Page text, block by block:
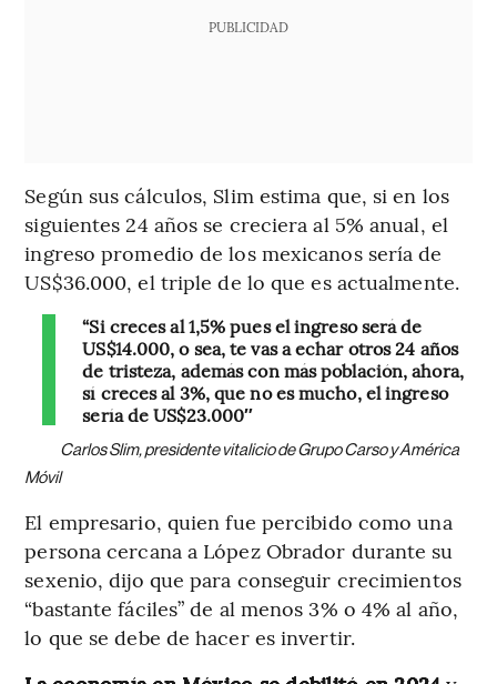
PUBLICIDAD
Según sus cálculos, Slim estima que, si en los
siguientes 24 años se creciera al 5% anual, el
ingreso promedio de los mexicanos sería de
US$36.000, el triple de lo que es actualmente.
“Si creces al 1,5% pues el ingreso será de
US$14.000, o sea, te vas a echar otros 24 años
de tristeza, además con más población, ahora,
sí creces al 3%, que no es mucho, el ingreso
sería de US$23.000″
Carlos Slim, presidente vitalicio de Grupo Carso y América
Móvil
El empresario, quien fue percibido como una
persona cercana a López Obrador durante su
sexenio, dijo que para conseguir crecimientos
“bastante fáciles” de al menos 3% o 4% al año,
lo que se debe de hacer es invertir.